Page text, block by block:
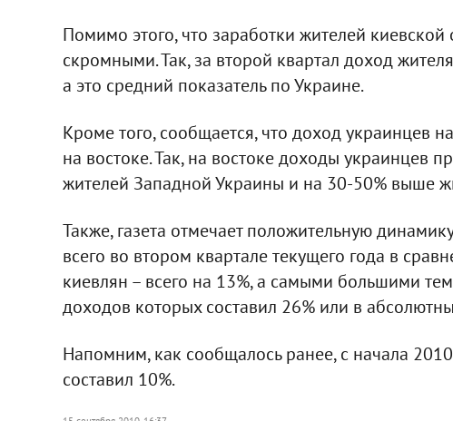
Помимо этого, что заработки жителей киевской
скромными. Так, за второй квартал доход
а это средний показатель по Украине.
Кроме того, сообщается, что доход украинцев
на востоке. Так, на востоке доходы украинцев
жителей Западной Украины и на 30-50% выше
Также, газета отмечает положительную
всего во втором квартале текущего года в
киевлян – всего на 13%, а самыми большими
доходов которых составил 26% или в
Напомним, как сообщалось ранее, с начала
составил 10%.